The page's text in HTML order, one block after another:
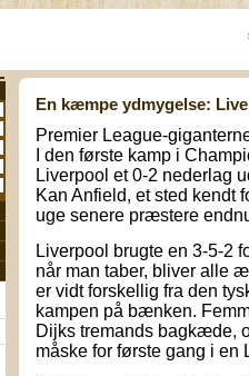
En kæmpe ydmygelse:
Premier League-
I den første kamp i
Liverpool et 0-2 nederlag
Kan Anfield, et sted kendt
uge senere præstere
Liverpool brugte en 3-5-2
når man taber, bliver alle
er vidt forskellig fra den
kampen på bænken.
Dijks tremands bagkæde,
måske for første gang i en